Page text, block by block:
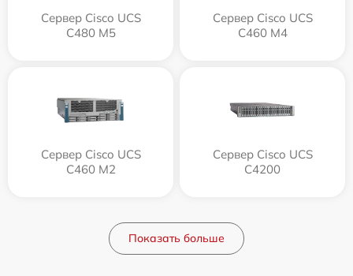
Сервер Cisco UCS
C480 M5
Сервер Cisco UCS
C460 M4
Сервер Cisco UCS
C460 M2
Сервер Cisco UCS
C4200
Показать больше